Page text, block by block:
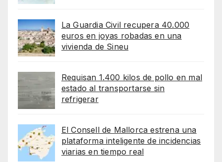
La Guardia Civil recupera 40.000
euros en joyas robadas en una
vivienda de Sineu
Requisan 1.400 kilos de pollo en mal
estado al transportarse sin
refrigerar
El Consell de Mallorca estrena una
plataforma inteligente de incidencias
viarias en tiempo real